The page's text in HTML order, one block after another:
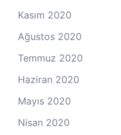
Kasım 2020
Ağustos 2020
Temmuz 2020
Haziran 2020
Mayıs 2020
Nisan 2020